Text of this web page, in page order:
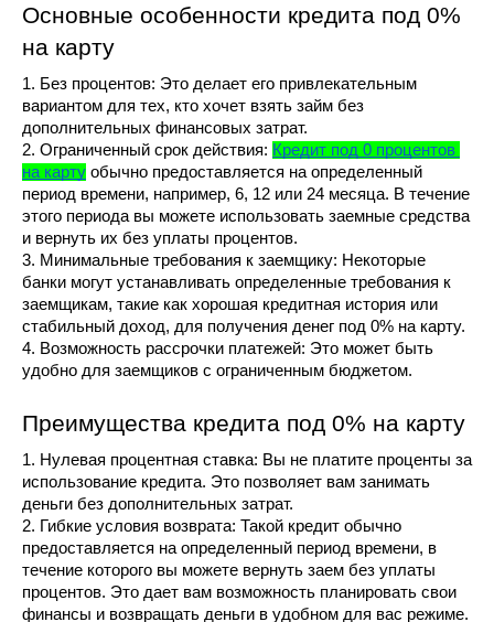
Основные особенности кредита под 0%
на карту
1. Без процентов: Это делает его привлекательным
вариантом для тех, кто хочет взять займ без
дополнительных финансовых затрат.
2. Ограниченный срок действия: Кредит под 0 процентов
на карту обычно предоставляется на определенный
период времени, например, 6, 12 или 24 месяца. В течение
этого периода вы можете использовать заемные средства
и вернуть их без уплаты процентов.
3. Минимальные требования к заемщику: Некоторые
банки могут устанавливать определенные требования к
заемщикам, такие как хорошая кредитная история или
стабильный доход, для получения денег под 0% на карту.
4. Возможность рассрочки платежей: Это может быть
удобно для заемщиков с ограниченным бюджетом.
Преимущества кредита под 0% на карту
1. Нулевая процентная ставка: Вы не платите проценты за
использование кредита. Это позволяет вам занимать
деньги без дополнительных затрат.
2. Гибкие условия возврата: Такой кредит обычно
предоставляется на определенный период времени, в
течение которого вы можете вернуть заем без уплаты
процентов. Это дает вам возможность планировать свои
финансы и возвращать деньги в удобном для вас режиме.